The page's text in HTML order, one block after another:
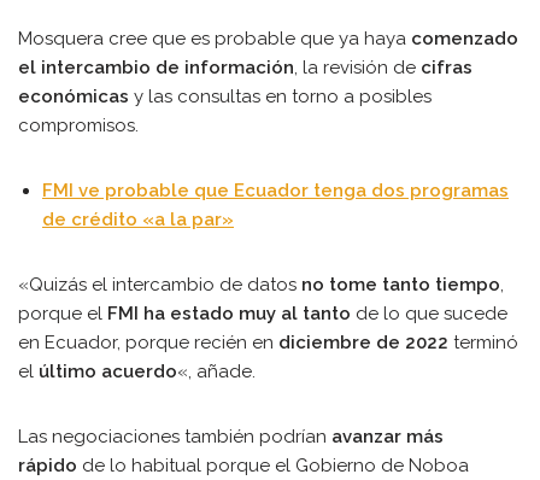
Mosquera cree que es probable que ya haya comenzado
el intercambio de información, la revisión de cifras
económicas y las consultas en torno a posibles
compromisos.
FMI ve probable que Ecuador tenga dos programas
de crédito «a la par»
«Quizás el intercambio de datos no tome tanto tiempo,
porque el FMI ha estado muy al tanto de lo que sucede
en Ecuador, porque recién en diciembre de 2022 terminó
el último acuerdo«, añade.
Las negociaciones también podrían avanzar más
rápido de lo habitual porque el Gobierno de Noboa